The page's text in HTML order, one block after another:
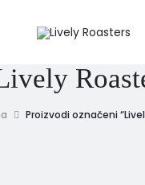
Proizvodi označeni